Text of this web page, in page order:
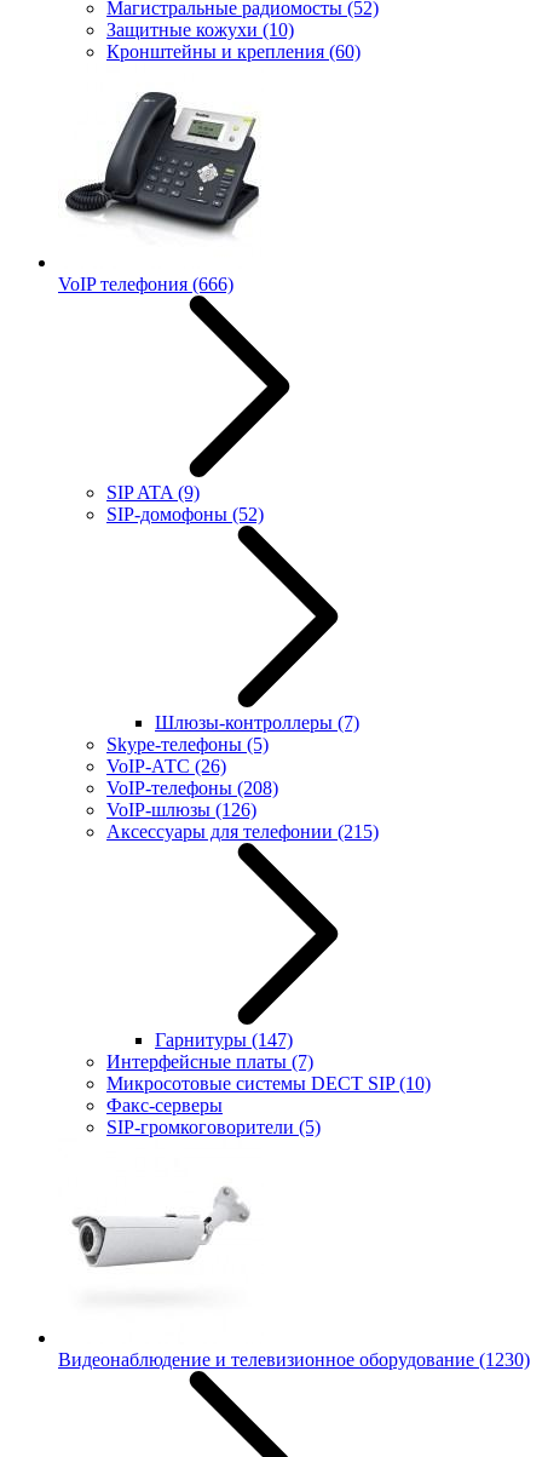
Магистральные радиомосты (52)
Защитные кожухи (10)
Кронштейны и крепления (60)
VoIP телефония (666)
SIP ATA (9)
SIP-домофоны (52)
Шлюзы-контроллеры (7)
Skype-телефоны (5)
VoIP-АТС (26)
VoIP-телефоны (208)
VoIP-шлюзы (126)
Аксессуары для телефонии (215)
Гарнитуры (147)
Интерфейсные платы (7)
Микросотовые системы DECT SIP(10)
Факс-серверы
SIP-громкоговорители (5)
Видеонаблюдение и телевизионное оборудование (1230)